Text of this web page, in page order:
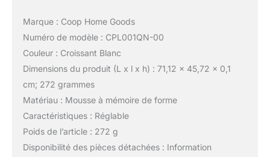
Marque : Coop Home Goods
Numéro de modèle : CPL001QN-00
Couleur : Croissant Blanc
Dimensions du produit (L x l x h) : 71,12 x 45,72 x 0,1
cm; 272 grammes
Matériau : Mousse à mémoire de forme
Caractéristiques : Réglable
Poids de l’article : 272 g
Disponibilité des pièces détachées : Information